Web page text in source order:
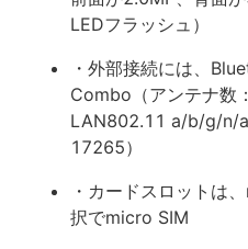
LEDフラッシュ）
・外部接続には、
Combo（アンテナ数
LAN802.11 a/b/g/n/
17265）
・カードスロットは
択でmicro SIM